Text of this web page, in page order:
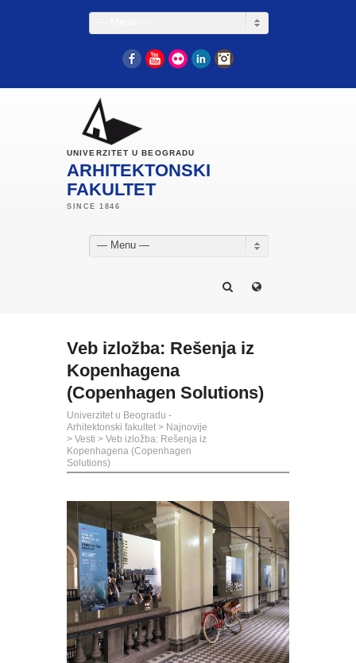
FacebookYouTube
Flickr LinkedIn
UNIVERZITET U BEOGRADU
ARHITEKTONSKI
FAKULTET
— Menu —
Veb izložba: Rešenja iz
Kopenhagena
(Copenhagen Solutions)
Univerzitet u Beogradu -
Arhitektonski fakultet > Najnovije
> Vesti > Veb izložba: Rešenja iz
Kopenhagena (Copenhagen
Solutions)